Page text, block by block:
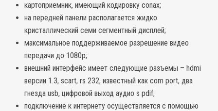
картоприемник, имеющий кодировку conax;
на передней панели располагается жидко
кристаллический семи сегментный дисплей;
максимальное поддерживаемое разрешение видео
передачи до 1080p;
внешний интерфейс имеет следующие разъемы – hdmi
версии 1.3, scart, rs 232, известный как com port, два
гнезда usb, цифровой выход аудио s pdif;
подключение к интернету осуществляется с помощью